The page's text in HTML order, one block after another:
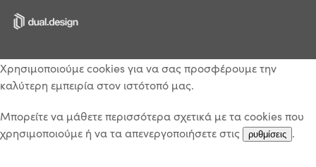
Χρησιμοποιούμε cookies για να σας προσφέρουμε την
καλύτερη εμπειρία στον ιστότοπό μας.
Μπορείτε να μάθετε περισσότερα σχετικά με τα cookies που
χρησιμοποιούμε ή να τα απενεργοποιήσετε στις
ρυθμίσεις .